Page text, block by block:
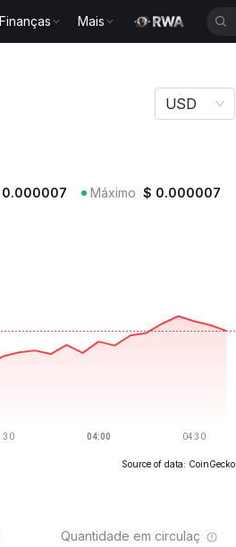
Finanças Mais
USD
0.000007 Máximo $ 0.000007
Source of data: CoinGecko
Quantidade em circulaç